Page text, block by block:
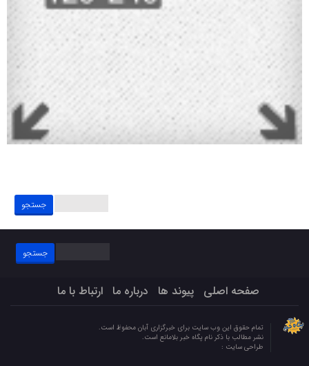
جستجو
برای:
جستجو
برای:
صفحه اصلی پیوند ها درباره ما ارتباط با ما
تمام حقوق این وب سایت برای خبرگزاری آبان محفوظ است.
نشر مطالب با ذکر نام پگاه خبر بلامانع است.
طراحی سایت :